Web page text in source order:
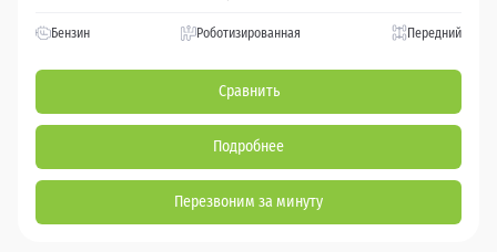
Бензин Роботизированная Передний
Сравнить
Подробнее
Перезвоним за минуту